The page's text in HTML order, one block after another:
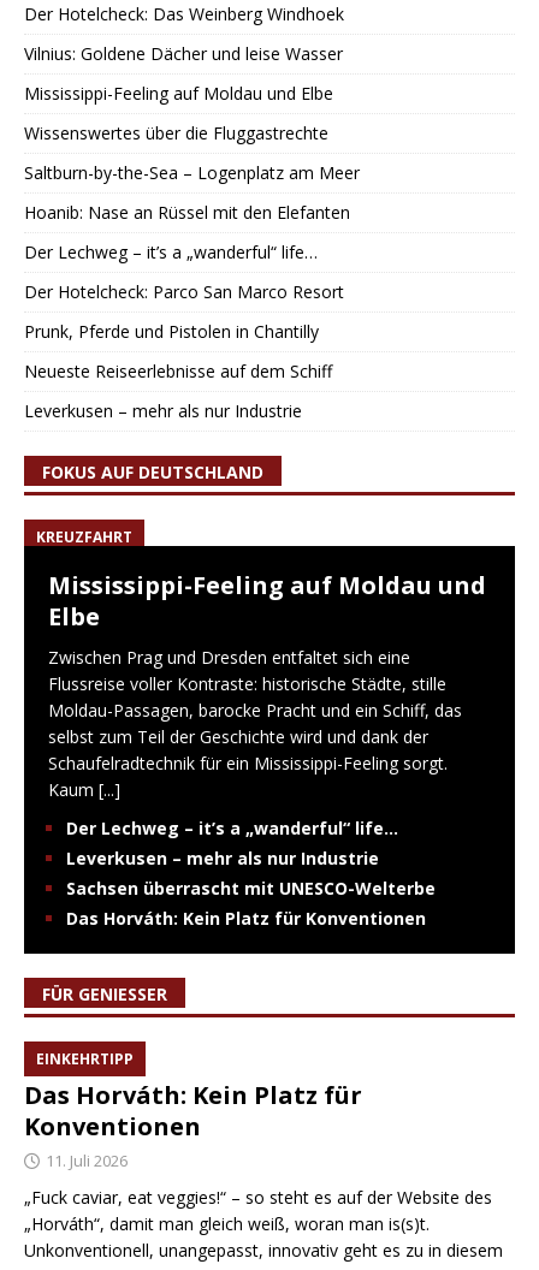
Der Hotelcheck: Das Weinberg Windhoek
Vilnius: Goldene Dächer und leise Wasser
Mississippi-Feeling auf Moldau und Elbe
Wissenswertes über die Fluggastrechte
Saltburn-by-the-Sea – Logenplatz am Meer
Hoanib: Nase an Rüssel mit den Elefanten
Der Lechweg – it’s a „wanderful“ life…
Der Hotelcheck: Parco San Marco Resort
Prunk, Pferde und Pistolen in Chantilly
Neueste Reiseerlebnisse auf dem Schiff
Leverkusen – mehr als nur Industrie
FOKUS AUF DEUTSCHLAND
KREUZFAHRT
Mississippi-Feeling auf Moldau und
Elbe
Zwischen Prag und Dresden entfaltet sich eine
Flussreise voller Kontraste: historische Städte, stille
Moldau-Passagen, barocke Pracht und ein Schiff, das
selbst zum Teil der Geschichte wird und dank der
Schaufelradtechnik für ein Mississippi-Feeling sorgt.
Kaum [...]
Der Lechweg – it’s a „wanderful“ life…
Leverkusen – mehr als nur Industrie
Sachsen überrascht mit UNESCO-Welterbe
Das Horváth: Kein Platz für Konventionen
FÜR GENIESSER
EINKEHRTIPP
Das Horváth: Kein Platz für
Konventionen
11. Juli 2026
„Fuck caviar, eat veggies!“ – so steht es auf der Website des
„Horváth“, damit man gleich weiß, woran man is(s)t.
Unkonventionell, unangepasst, innovativ geht es zu in diesem